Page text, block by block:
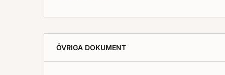
ÖVRIGA DOKUMENT